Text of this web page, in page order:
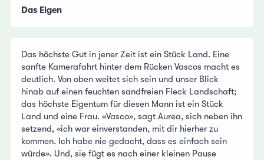
Das Eigen
Das höchste Gut in jener Zeit ist ein Stück Land. Eine
sanfte Kamerafahrt hinter dem Rücken Vascos macht es
deutlich. Von oben weitet sich sein und unser Blick
hinab auf einen feuchten sandfreien Fleck Landschaft;
das höchste Eigentum für diesen Mann ist ein Stück
Land und eine Frau. «Vasco», sagt Aurea, sich neben ihn
setzend, «ich war einverstanden, mit dir hierher zu
kommen. Ich habe nie gedacht, dass es einfach sein
würde». Und, sie fügt es nach einer kleinen Pause